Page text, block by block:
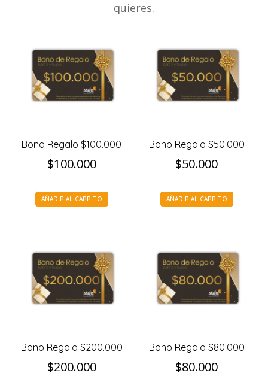
quieres.
Bono Regalo $100.000
$100.000
AÑADIR AL CARRITO
Bono Regalo $50.000
$50.000
AÑADIR AL CARRITO
Bono Regalo $200.000
$200.000
Bono Regalo $80.000
$80.000